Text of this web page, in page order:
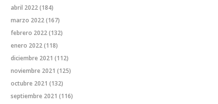
abril 2022(184)
marzo 2022(167)
febrero 2022(132)
enero 2022(118)
diciembre 2021 (112)
noviembre 2021 (125)
octubre 2021 (132)
septiembre 2021 (116)